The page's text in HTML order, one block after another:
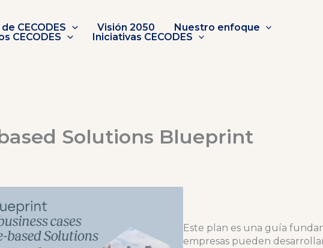
CECODES Visión 2050
Nuestro enfoque
CECODES
Iniciativas CECODES
Solutions Blueprint
Este plan es una guía
empresas pueden